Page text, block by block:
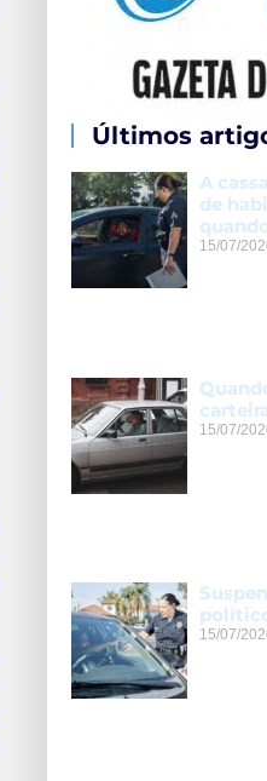
Últimos
A
de
15/07/
15/07/
15/07/